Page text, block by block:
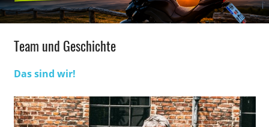
Team und Geschichte
Das sind wir!